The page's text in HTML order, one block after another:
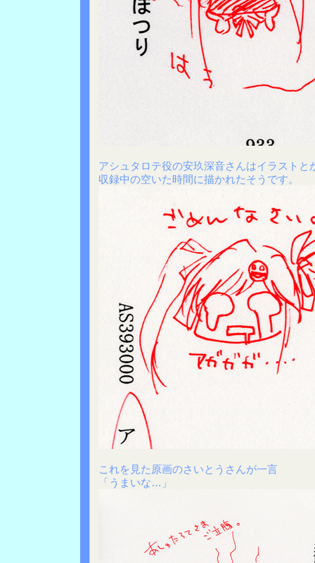
アシュタロテ役の安玖深音さんはイラストと
収録中の空いた時間に描かれたそうです。
これを見た原画のさいとうさんが一言
「うまいな…」